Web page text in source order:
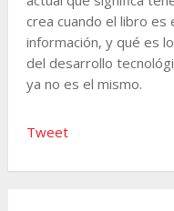
crea cuando el libro
información, y qué es
del desarrollo
ya no es el mismo.
Tweet